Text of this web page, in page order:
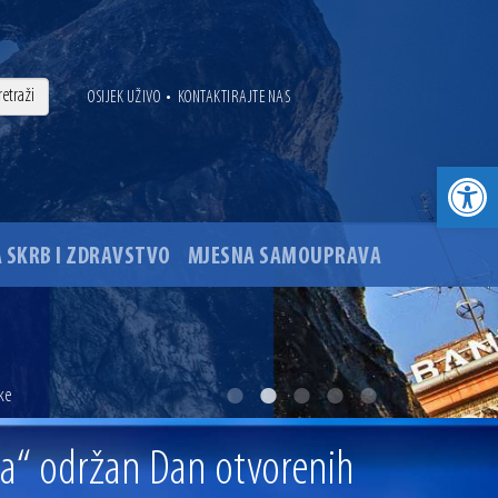
OSIJEK UŽIVO • KONTAKTIRAJTE NAS
SKRB I ZDRAVSTVO MJESNA SAMOUPRAVA
glavnog osječkog Trga Ante Starčevića
održan Dan otvorenih